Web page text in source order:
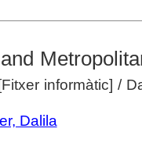
[Fitxer informàtic] /
Dalila